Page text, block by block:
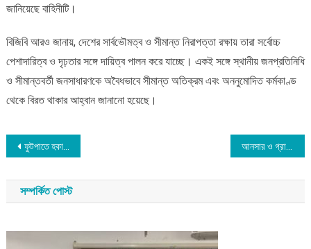
জানিয়েছে বাহিনীটি।
বিজিবি আরও জানায়, দেশের সার্বভৌমত্ব ও সীমান্ত নিরাপত্তা রক্ষায় তারা সর্বোচ্চ
পেশাদারিত্ব ও দৃঢ়তার সঙ্গে দায়িত্ব পালন করে যাচ্ছে। একই সঙ্গে স্থানীয় জনপ্রতিনিধি
ও সীমান্তবর্তী জনসাধারণকে অবৈধভাবে সীমান্ত অতিক্রম এবং অননুমোদিত কর্মকাণ্ড
থেকে বিরত থাকার আহ্বান জানানো হয়েছে।
Post
navigation
ফুটপাতে হকারদের জায়গা বরাদ্দের বৈধতা নিয়ে হাইকোর্টের রুল আনসার ও গ্রাম প্রতিরক্ষা বাহিনীর ৪৬ তম জাতীয় সমাবেশে প্রধানমন্ত্রী
সম্পর্কিত পোস্ট